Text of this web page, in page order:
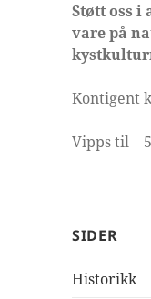
Støtt oss i
vare på
Kontigent
Vipps til
SIDER
Historikk